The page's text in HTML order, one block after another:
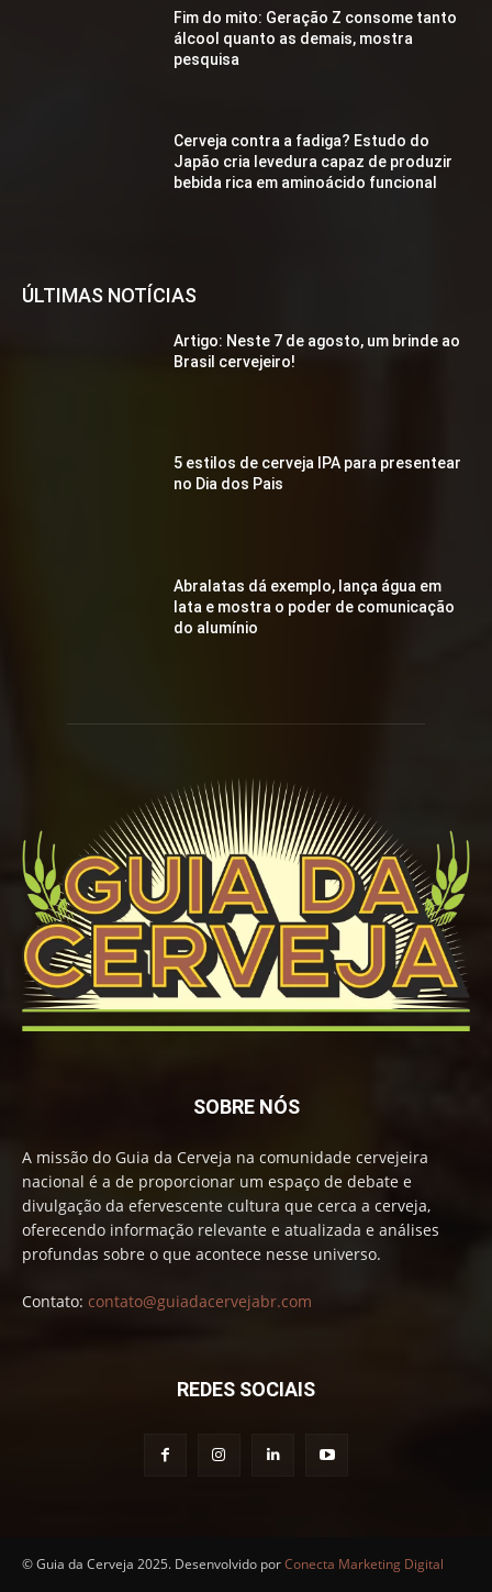
Fim do mito: Geração Z consome tanto
álcool quanto as demais, mostra
pesquisa
Cerveja contra a fadiga? Estudo do
Japão cria levedura capaz de produzir
bebida rica em aminoácido funcional
ÚLTIMAS NOTÍCIAS
Artigo: Neste 7 de agosto, um brinde ao
Brasil cervejeiro!
5 estilos de cerveja IPA para presentear
no Dia dos Pais
Abralatas dá exemplo, lança água em
lata e mostra o poder de comunicação
do alumínio
SOBRE NÓS
A missão do Guia da Cerveja na comunidade cervejeira
nacional é a de proporcionar um espaço de debate e
divulgação da efervescente cultura que cerca a cerveja,
oferecendo informação relevante e atualizada e análises
profundas sobre o que acontece nesse universo.
Contato: contato@guiadacervejabr.com
REDES SOCIAIS
© Guia da Cerveja 2025. Desenvolvido porConecta Marketing Digital